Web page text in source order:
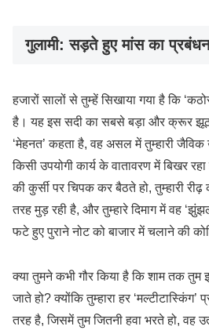
गुलामी: सड़ते हुए मांस का प्रबंधन
हजारों सालों से तुम्हें सिखाया गया है कि
है। यह इस सदी का सबसे बड़ा और क्रूर
‘मेहनत’ कहता है, वह असल में तुम्हारी जैविक
किसी उपयोगी कार्य के वातावरण में बिखर
की कुर्सी पर चिपक कर बैठते हो, तुम्हारी
तरह मुड़ रही है, और तुम्हारे दिमाग में वह
फटे हुए पुराने नोट को बाजार में चलाने की
क्या तुमने कभी गौर किया है कि शाम तक
जाते हो? क्योंकि तुम्हारा हर
तरह है, जिसमें तुम जितनी हवा भरते हो, वह